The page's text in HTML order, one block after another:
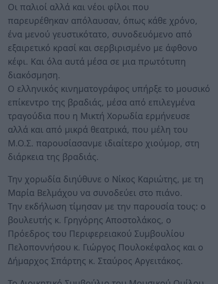
Οι παλιοί αλλά και νέοι φίλοι που
παρευρέθηκαν απόλαυσαν, όπως κάθε χρόνο,
ένα μενού γευστικότατο, συνοδευόμενο από
εξαιρετικό κρασί και σερβιρισμένο με άφθονο
κέφι. Και όλα αυτά μέσα σε μια πρωτότυπη
διακόσμηση.
Ο ελληνικός κινηματογράφος υπήρξε το μουσικό
επίκεντρο της βραδιάς, μέσα από επιλεγμένα
τραγούδια που η Μικτή Χορωδία ερμήνευσε
αλλά και από μικρά θεατρικά, που μέλη του
Μ.Ο.Σ. παρουσίασανμε ιδιαίτερο χιούμορ, στη
διάρκεια της βραδιάς.
Την χορωδία διηύθυνε ο Νίκος Καριώτης, με τη
Μαρία Βελμάχου να συνοδεύει στο πιάνο.
Την εκδήλωση τίμησαν με την παρουσία τους: ο
βουλευτής κ. Γρηγόρης Αποστολάκος, ο
Πρόεδρος του Περιφερειακού Συμβουλίου
Πελοποννήσου κ. Γιώργος Πουλοκέφαλος και ο
Δήμαρχος Σπάρτης κ. Σταύρος Αργειτάκος.